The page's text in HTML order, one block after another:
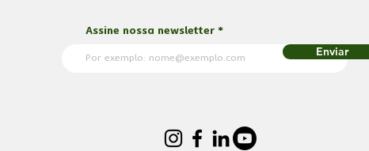
Assine nossa newsletter
Enviar